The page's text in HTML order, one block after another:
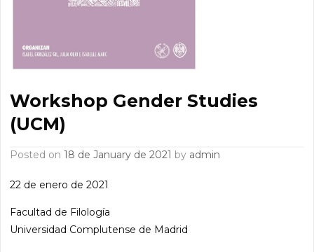
Workshop Gender Studies
(UCM)
Posted on18 de January de 2021 by admin
22 de enero de 2021
Facultad de Filología
Universidad Complutense de Madrid